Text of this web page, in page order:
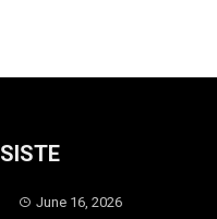
SISTE
June 16, 2026